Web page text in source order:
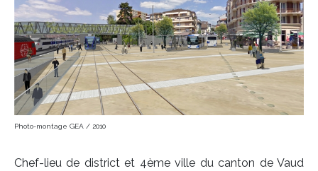
Photo-montage GEA / 2010
Chef-lieu de district et 4ème ville du canton de Vaud